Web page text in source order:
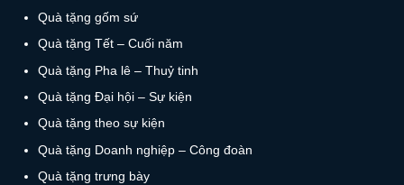
Quà tặng gốm sứ
Quà tặng Tết – Cuối năm
Quà tặng Pha lê – Thuỷ tinh
Quà tặng Đại hội – Sự kiện
Quà tặng theo sự kiện
Quà tặng Doanh nghiệp – Công đoàn
Quà tặng trưng bày